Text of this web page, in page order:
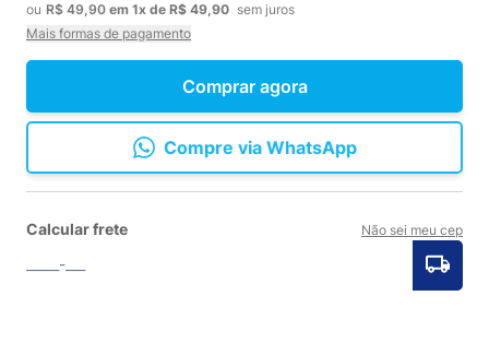
Comprar agora
ou R$ 49,90 em 1x de R$ 49,90 sem juros
Mais formas de pagamento
Compre via WhatsApp
Calcular frete Não sei meu cep